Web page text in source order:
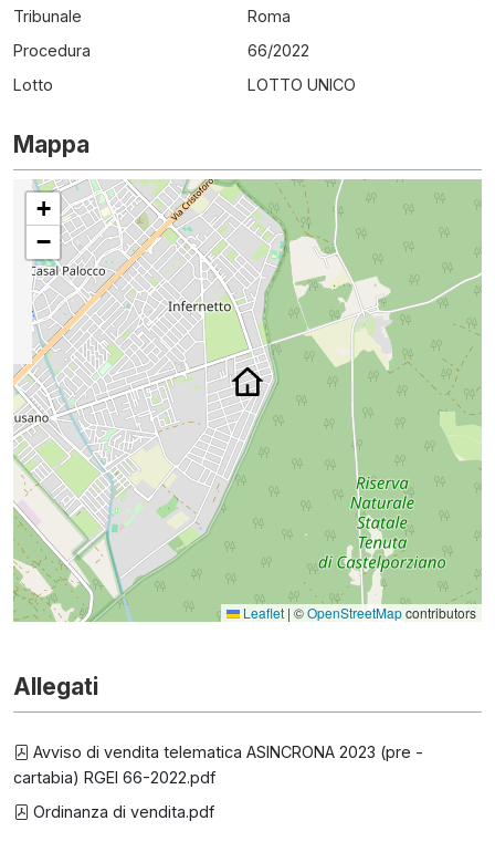
Tribunale
Roma
Procedura
66/2022
Lotto
LOTTO UNICO
Mappa
+
−
Leaflet | ©OpenStreetMapcontributors
Allegati
Avviso di vendita telematica ASINCRONA 2023 (pre -
cartabia) RGEI 66-2022.pdf
Ordinanza di vendita.pdf